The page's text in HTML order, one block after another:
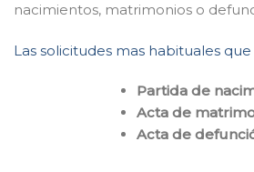
nacimientos, matrimonios o
Las solicitudes mas habituales
Partida de
Acta de
Acta de